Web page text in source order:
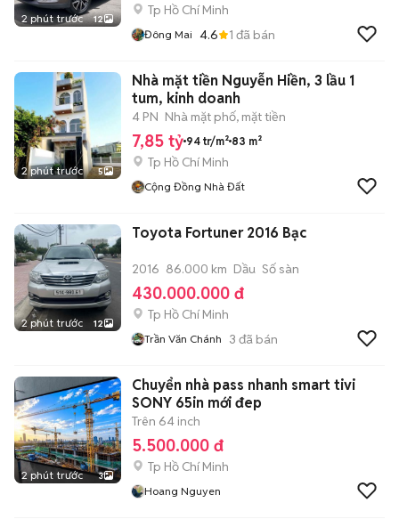
2 phút trước 12
Tp Hồ Chí Minh
Đông Mai 4.6 1 đã bán
2 phút trước 5
Nhà mặt tiền Nguyễn Hiền, 3 lầu 1
tum, kinh doanh
4 PN Nhà mặt phố, mặt tiền
7,85 tỷ 94 tr/m² 83 m²
Tp Hồ Chí Minh
Cộng Đồng Nhà Đất
2 phút trước 12
Toyota Fortuner 2016 Bạc
2016 86.000 km Dầu Số sàn
430.000.000 đ
Tp Hồ Chí Minh
Trần Văn Chánh 3 đã bán
2 phút trước 3
Chuyển nhà pass nhanh smart tivi
SONY 65in mới đep
Trên 64 inch
5.500.000 đ
Tp Hồ Chí Minh
Hoang Nguyen